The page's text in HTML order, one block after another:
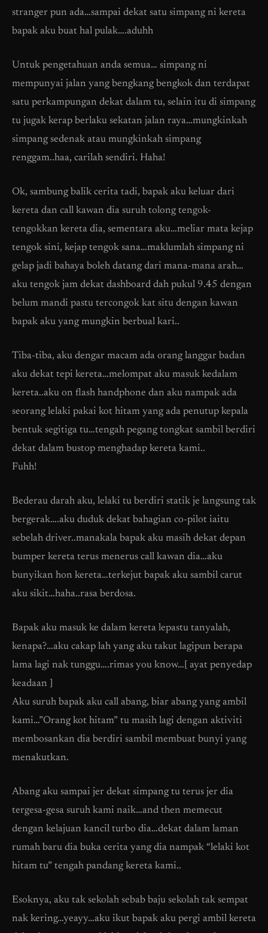
stranger pun ada…sampai dekat satu simpang ni kereta
bapak aku buat hal pulak….aduhh
Untuk pengetahuan anda semua… simpang ni
mempunyai jalan yang bengkang bengkok dan terdapat
satu perkampungan dekat dalam tu, selain itu di simpang
tu jugak kerap berlaku sekatan jalan raya…mungkinkah
simpang sedenak atau mungkinkah simpang
renggam..haa, carilah sendiri. Haha!
Ok, sambung balik cerita tadi, bapak aku keluar dari
kereta dan call kawan dia suruh tolong tengok-
tengokkan kereta dia, sementara aku…meliar mata kejap
tengok sini, kejap tengok sana…maklumlah simpang ni
gelap jadi bahaya boleh datang dari mana-mana arah…
aku tengok jam dekat dashboard dah pukul 9.45 dengan
belum mandi pastu tercongok kat situ dengan kawan
bapak aku yang mungkin berbual kari..
Tiba-tiba, aku dengar macam ada orang langgar badan
aku dekat tepi kereta…melompat aku masuk kedalam
kereta..aku on flash handphone dan aku nampak ada
seorang lelaki pakai kot hitam yang ada penutup kepala
bentuk segitiga tu…tengah pegang tongkat sambil berdiri
dekat dalam bustop menghadap kereta kami..
Fuhh!
Bederau darah aku, lelaki tu berdiri statik je langsung tak
bergerak….aku duduk dekat bahagian co-pilot iaitu
sebelah driver..manakala bapak aku masih dekat depan
bumper kereta terus menerus call kawan dia…aku
bunyikan hon kereta…terkejut bapak aku sambil carut
aku sikit…haha..rasa berdosa.
Bapak aku masuk ke dalam kereta lepastu tanyalah,
kenapa?…aku cakap lah yang aku takut lagipun berapa
lama lagi nak tunggu….rimas you know…[ ayat penyedap
keadaan ]
Aku suruh bapak aku call abang, biar abang yang ambil
kami…”Orang kot hitam” tu masih lagi dengan aktiviti
membosankan dia berdiri sambil membuat bunyi yang
menakutkan.
Abang aku sampai jer dekat simpang tu terus jer dia
tergesa-gesa suruh kami naik…and then memecut
dengan kelajuan kancil turbo dia…dekat dalam laman
rumah baru dia buka cerita yang dia nampak “lelaki kot
hitam tu” tengah pandang kereta kami..
Esoknya, aku tak sekolah sebab baju sekolah tak sempat
nak kering…yeayy…aku ikut bapak aku pergi ambil kereta